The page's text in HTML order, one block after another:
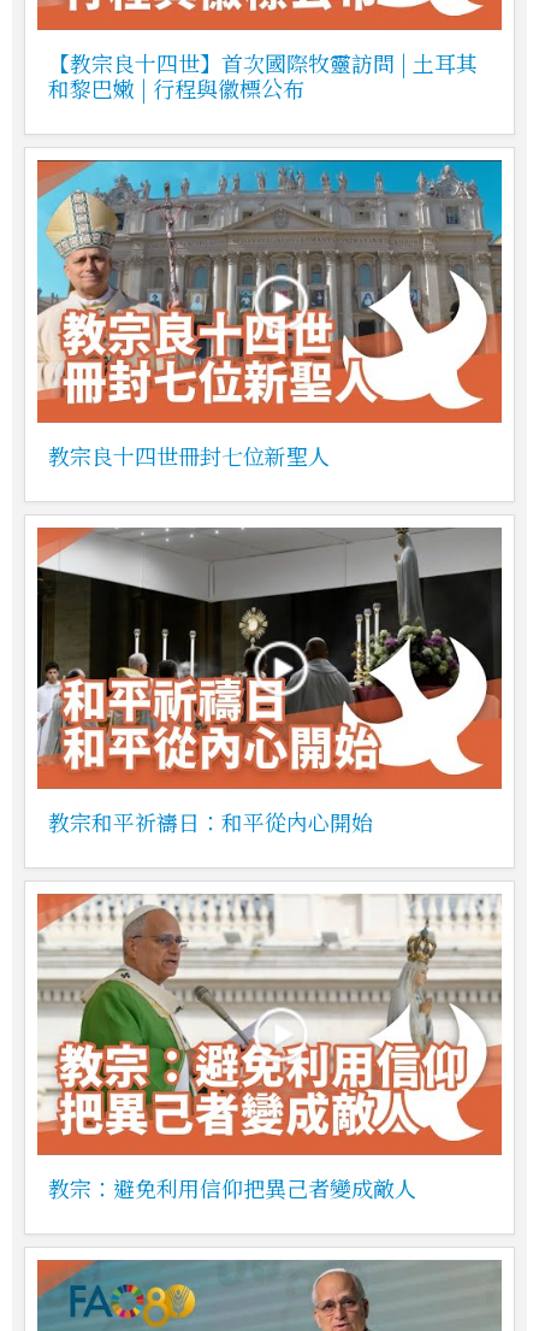
【教宗良十四世】首次國際牧靈訪問 | 土耳其
和黎巴嫩 | 行程與徽標公布
教宗良十四世冊封七位新聖人
教宗和平祈禱日：和平從內心開始
教宗：避免利用信仰把異己者變成敵人